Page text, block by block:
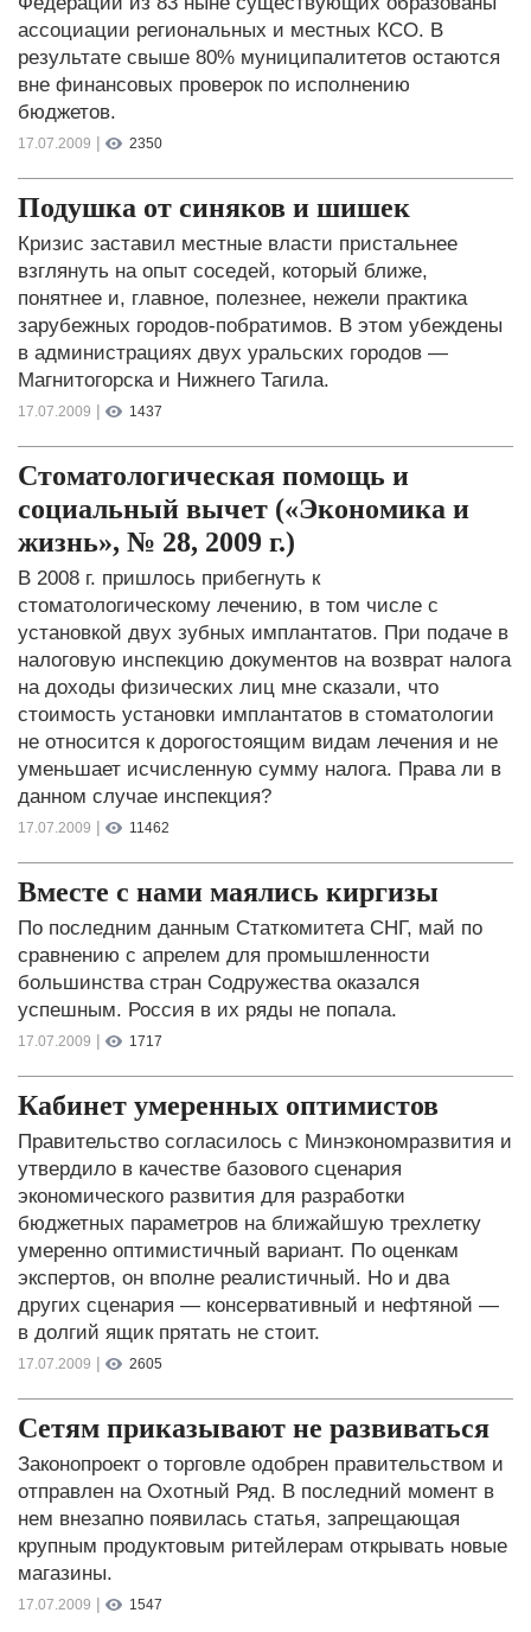
ассоциации региональных и местных КСО. В
результате свыше 80% муниципалитетов остаются
вне финансовых проверок по исполнению
бюджетов.
17.07.2009 | 2350
Подушка от синяков и шишек
Кризис заставил местные власти пристальнее
взглянуть на опыт соседей, который ближе,
понятнее и, главное, полезнее, нежели практика
зарубежных городов-побратимов. В этом убеждены
в администрациях двух уральских городов —
Магнитогорска и Нижнего Тагила.
17.07.2009 | 1437
Стоматологическая помощь и
социальный вычет («Экономика и
жизнь», № 28, 2009 г.)
В 2008 г. пришлось прибегнуть к
стоматологическому лечению, в том числе с
установкой двух зубных имплантатов. При подаче в
налоговую инспекцию документов на возврат налога
на доходы физических лиц мне сказали, что
стоимость установки имплантатов в стоматологии
не относится к дорогостоящим видам лечения и не
уменьшает исчисленную сумму налога. Права ли в
данном случае инспекция?
17.07.2009 | 11462
Вместе с нами маялись киргизы
По последним данным Статкомитета СНГ, май по
сравнению с апрелем для промышленности
большинства стран Содружества оказался
успешным. Россия в их ряды не попала.
17.07.2009 | 1717
Кабинет умеренных оптимистов
Правительство согласилось с Минэкономразвития и
утвердило в качестве базового сценария
экономического развития для разработки
бюджетных параметров на ближайшую трехлетку
умеренно оптимистичный вариант. По оценкам
экспертов, он вполне реалистичный. Но и два
других сценария — консервативный и нефтяной —
в долгий ящик прятать не стоит.
17.07.2009 | 2605
Сетям приказывают не развиваться
Законопроект о торговле одобрен правительством и
отправлен на Охотный Ряд. В последний момент в
нем внезапно появилась статья, запрещающая
крупным продуктовым ритейлерам открывать новые
магазины.
17.07.2009 | 1547